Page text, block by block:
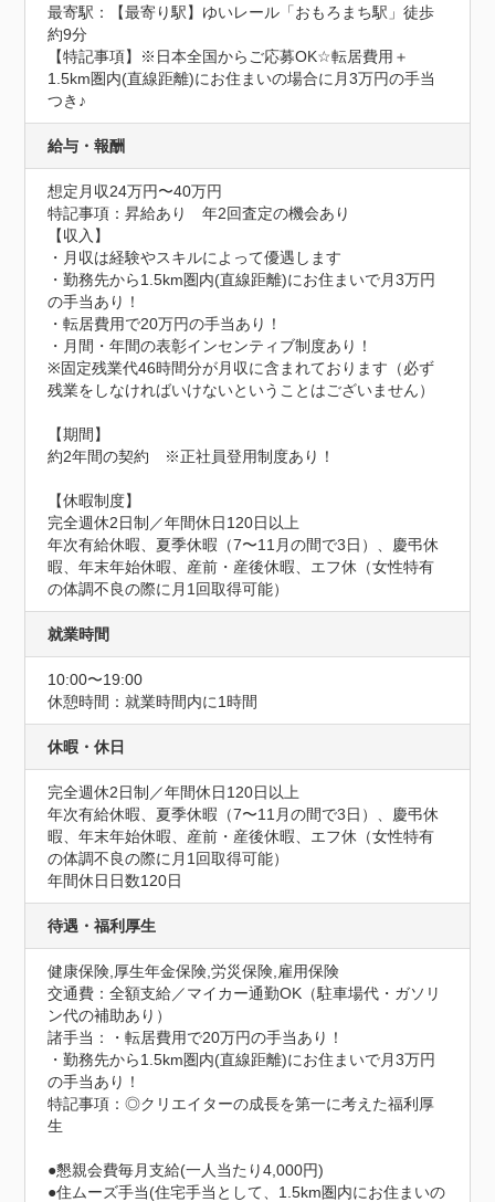
最寄駅：【最寄り駅】ゆいレール「おもろまち駅」徒歩
約9分
【特記事項】※日本全国からご応募OK☆転居費用＋
1.5km圏内(直線距離)にお住まいの場合に月3万円の手当
つき♪
給与・報酬
想定月収24万円〜40万円
特記事項：昇給あり　年2回査定の機会あり
【収入】
・月収は経験やスキルによって優遇します
・勤務先から1.5km圏内(直線距離)にお住まいで月3万円
の手当あり！
・転居費用で20万円の手当あり！
・月間・年間の表彰インセンティブ制度あり！
※固定残業代46時間分が月収に含まれております（必ず
残業をしなければいけないということはございません）
【期間】
約2年間の契約　※正社員登用制度あり！
【休暇制度】
完全週休2⽇制／年間休⽇120⽇以上
年次有給休暇、夏季休暇（7〜11⽉の間で3⽇）、慶弔休
暇、年末年始休暇、産前・産後休暇、エフ休（⼥性特有
の体調不良の際に⽉1回取得可能）
就業時間
10:00〜19:00
休憩時間：就業時間内に1時間
休暇・休日
完全週休2⽇制／年間休⽇120⽇以上
年次有給休暇、夏季休暇（7〜11⽉の間で3⽇）、慶弔休
暇、年末年始休暇、産前・産後休暇、エフ休（⼥性特有
の体調不良の際に⽉1回取得可能）
年間休日日数120日
待遇・福利厚生
健康保険,厚生年金保険,労災保険,雇用保険
交通費：全額支給／マイカー通勤OK（駐⾞場代・ガソリ
ン代の補助あり）
諸手当：・転居費用で20万円の手当あり！
・勤務先から1.5km圏内(直線距離)にお住まいで月3万円
の手当あり！
特記事項：◎クリエイターの成長を第一に考えた福利厚
生
●懇親会費毎月支給(一人当たり4,000円)
●住ムーズ手当(住宅手当として、1.5km圏内にお住まいの